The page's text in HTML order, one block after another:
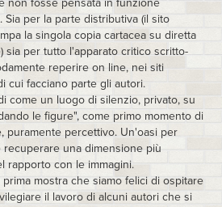
per la parte distributiva (il sito
la singola copia cartacea su diretta
sia per tutto l'apparato critico scritto-
reperire on line, nei siti
cui facciano parte gli autori.
come un luogo di silenzio, privato, su
le figure", come primo momento di
puramente percettivo. Un'oasi per
una dimensione più
rapporto con le immagini.
mostra che siamo felici di ospitare
il lavoro di alcuni autori che si